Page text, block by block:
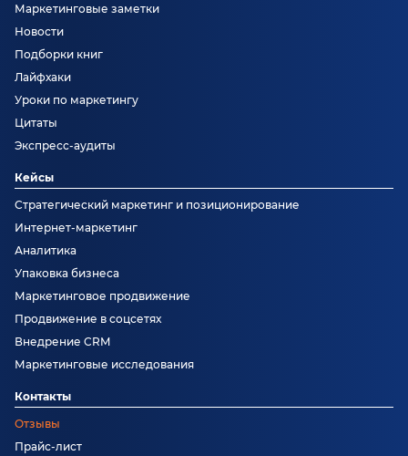
Маркетинговые заметки
Новости
Подборки книг
Лайфхаки
Уроки по маркетингу
Цитаты
Экспресс-аудиты
Кейсы
Стратегический маркетинг и позиционирование
Интернет-маркетинг
Аналитика
Упаковка бизнеса
Маркетинговое продвижение
Продвижение в соцсетях
Внедрение CRM
Маркетинговые исследования
Контакты
Отзывы
Прайс-лист